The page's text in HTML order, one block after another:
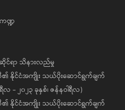
ဏ္ဍ
ရာ သိနားလည်မှု
၏ နိုင်ငံအကျိုး သယ်ပိုးဆောင်ရွက်ချက်
လ - ၂၀၂၃ ခုနှစ်၊ ဇန်နဝါရီလ)
၏ နိုင်ငံအကျိုး သယ်ပိုးဆောင်ရွက်ချက်